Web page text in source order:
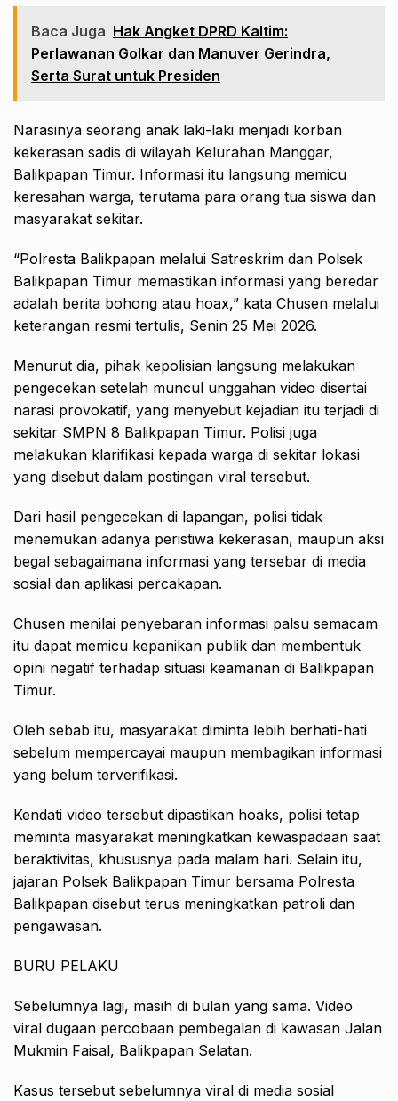
Baca Juga Hak Angket DPRD Kaltim:
Perlawanan Golkar dan Manuver Gerindra,
Serta Surat untuk Presiden
Narasinya seorang anak laki-laki menjadi korban
kekerasan sadis di wilayah Kelurahan Manggar,
Balikpapan Timur. Informasi itu langsung memicu
keresahan warga, terutama para orang tua siswa dan
masyarakat sekitar.
“Polresta Balikpapan melalui Satreskrim dan Polsek
Balikpapan Timur memastikan informasi yang beredar
adalah berita bohong atau hoax,” kata Chusen melalui
keterangan resmi tertulis, Senin 25 Mei 2026.
Menurut dia, pihak kepolisian langsung melakukan
pengecekan setelah muncul unggahan video disertai
narasi provokatif, yang menyebut kejadian itu terjadi di
sekitar SMPN 8 Balikpapan Timur. Polisi juga
melakukan klarifikasi kepada warga di sekitar lokasi
yang disebut dalam postingan viral tersebut.
Dari hasil pengecekan di lapangan, polisi tidak
menemukan adanya peristiwa kekerasan, maupun aksi
begal sebagaimana informasi yang tersebar di media
sosial dan aplikasi percakapan.
Chusen menilai penyebaran informasi palsu semacam
itu dapat memicu kepanikan publik dan membentuk
opini negatif terhadap situasi keamanan di Balikpapan
Timur.
Oleh sebab itu, masyarakat diminta lebih berhati-hati
sebelum mempercayai maupun membagikan informasi
yang belum terverifikasi.
Kendati video tersebut dipastikan hoaks, polisi tetap
meminta masyarakat meningkatkan kewaspadaan saat
beraktivitas, khususnya pada malam hari. Selain itu,
jajaran Polsek Balikpapan Timur bersama Polresta
Balikpapan disebut terus meningkatkan patroli dan
pengawasan.
BURU PELAKU
Sebelumnya lagi, masih di bulan yang sama. Video
viral dugaan percobaan pembegalan di kawasan Jalan
Mukmin Faisal, Balikpapan Selatan.
Kasus tersebut sebelumnya viral di media sosial